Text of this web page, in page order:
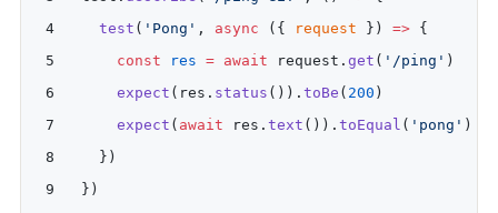
  test
( 'Pong' , async ({ request }) => {
    const
res = await request.get ( '/ping' )
    expect
(res. status ()).toBe ( 200 )
    expect
( await res.text ()).toEqual ( 'pong' )
  })
})